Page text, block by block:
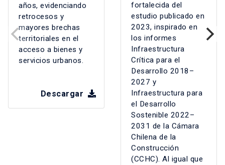
años, evidenciando
retrocesos y
mayores brechas
territoriales en el
acceso a bienes y
servicios urbanos.
Descargar
fortalecida del
estudio publicado en
2023, inspirado en
los informes
Infraestructura
Crítica para el
Desarrollo 2018–
2027 y
Infraestructura para
el Desarrollo
Sostenible 2022–
2031 de la Cámara
Chilena de la
Construcción
(CCHC). Al igual que